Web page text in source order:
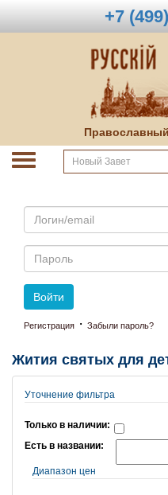
+7
Email
Пароль
Войти
Регистрация · Забыли пароль?
Жития святых для
Уточнение фильтра
Только в наличии:
Есть в названии:
Диапазон цен